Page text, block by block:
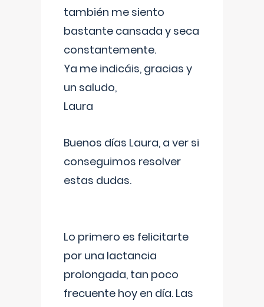
también me siento
bastante cansada y seca
constantemente.
Ya me indicáis, gracias y
un saludo,
Laura
Buenos días Laura, a ver si
conseguimos resolver
estas dudas.
Lo primero es felicitarte
por una lactancia
prolongada, tan poco
frecuente hoy en día. Las